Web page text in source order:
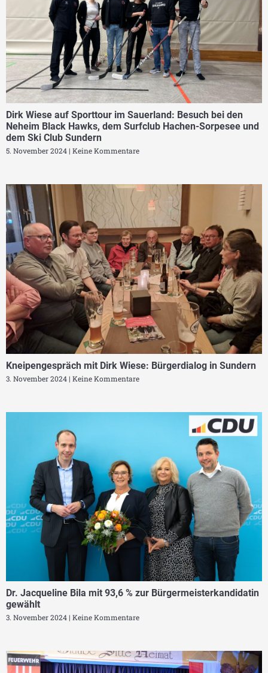
Dirk Wiese auf Sporttour im Sauerland: Besuch bei den
Neheim Black Hawks, dem Surfclub Hachen-Sorpesee und
dem Ski Club Sundern
5. November 2024 Keine Kommentare
Kneipengespräch mit Dirk Wiese: Bürgerdialog in Sundern
3. November 2024 Keine Kommentare
Dr. Jacqueline Bila mit 93,6 % zur Bürgermeisterkandidatin
gewählt
3. November 2024 Keine Kommentare